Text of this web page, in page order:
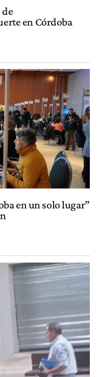
en Córdoba
en un solo lugar”